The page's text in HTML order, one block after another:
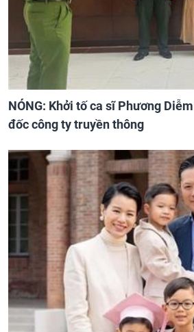
NÓNG: Khởi tố ca sĩ Phương
đốc công ty truyền thông